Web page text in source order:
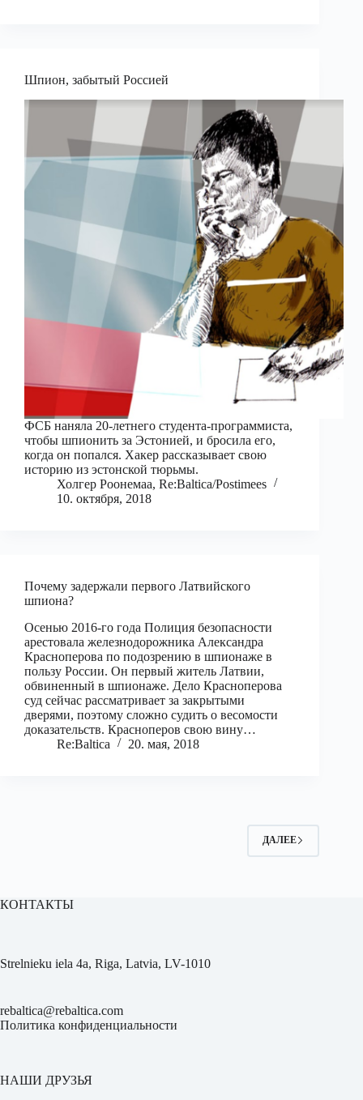
Шпион, забытый Россией
ФСБ наняла 20-летнего студента-программиста,
чтобы шпионить за Эстонией, и бросила его,
когда он попался. Хакер рассказывает свою
историю из эстонской тюрьмы.
Холгер Роонемаа, Re:Baltica/Postimees
10. октября, 2018
Почему задержали первого Латвийского
шпиона?
Осенью 2016-го года Полиция безопасности
арестовала железнодорожника Александра
Красноперова по подозрению в шпионаже в
пользу России. Он первый житель Латвии,
обвиненный в шпионаже. Дело Красноперова
суд сейчас рассматривает за закрытыми
дверями, поэтому сложно судить о весомости
доказательств. Красноперов свою вину…
Re:Baltica
20. мая, 2018
ДАЛЕЕ
КОНТАКТЫ
Strelnieku iela 4a, Riga, Latvia, LV-1010
rebaltica@rebaltica.com
Политика конфиденциальности
НАШИ ДРУЗЬЯ